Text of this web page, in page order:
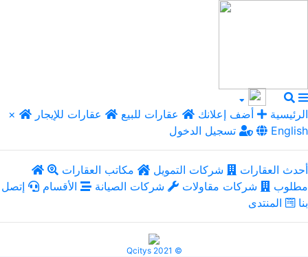
× الرئيسية أضف إعلانك عقارات للبيع
عقارات للإيجار
تسجيل الدخول
English
أحدث العقارات شركات التمويل
مكاتب العقارات
مطلوب
شركات مقاولات شركات الصيانة الأقسام
إتصل
بنا
المنتدى
Qcitys 2021 ©